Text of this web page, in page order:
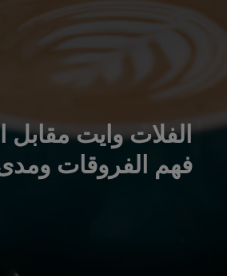
الفلات وايت مقابل
فهم الفروقات